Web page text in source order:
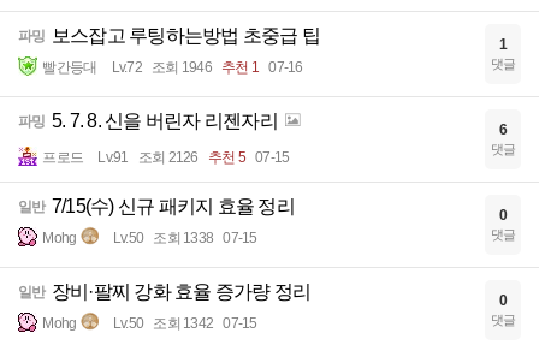
파밍 보스잡고 루팅하는방법 초중급 팁
빨간등대 Lv.72 조회 1946 추천 1 07-16
1
댓글
파밍 5. 7. 8. 신을 버린자 리젠자리
프로드 Lv.91 조회 2126 추천 5 07-15
6
댓글
일반 7/15(수) 신규 패키지 효율 정리
Mohg Lv.50 조회 1338 07-15
0
댓글
일반 장비·팔찌 강화 효율 증가량 정리
Mohg Lv.50 조회 1342 07-15
0
댓글